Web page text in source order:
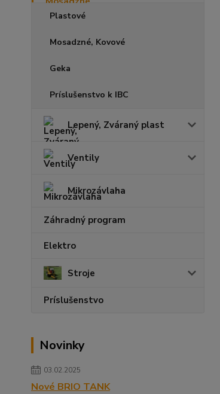
Plastové
Mosadzné, Kovové
Geka
Príslušenstvo k IBC
Lepený, Zváraný plast
Ventily
Mikrozávlaha
Záhradný program
Elektro
Stroje
Príslušenstvo
Novinky
03.02.2025
Nové BRIO TANK